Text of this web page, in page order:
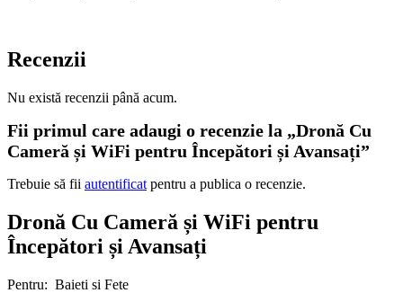
Recenzii
Nu există recenzii până acum.
Fii primul care adaugi o recenzie la „Dronă Cu
Cameră și WiFi pentru Începători și Avansați”
Trebuie să fii autentificat pentru a publica o recenzie.
Dronă Cu Cameră și WiFi pentru
Începători și Avansați
Pentru: Baieti si Fete